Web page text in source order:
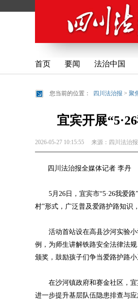
首页 要闻 法治中国
您当前的位置： 四川法治报 > 聚
宜宾开展
2026-05-27 10:15:55 来源： 四川法治报
四川法治报全媒体记者 李丹
5月26日，宜宾市“5·26我爱路
村”形式，广泛普及爱路护路知识
活动首站设在高县沙河实验小
例，为师生讲解铁路安全法律法
颁奖，鼓励孩子们争当爱路护路
在沙河镇政府和赛金社区，宜
进一步提升基层队伍隐患排查与